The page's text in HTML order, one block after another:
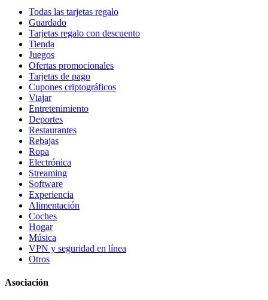
Todas las tarjetas regalo
Guardado
Tarjetas regalo con descuento
Tienda
Juegos
Ofertas promocionales
Tarjetas de pago
Cupones criptográficos
Viajar
Entretenimiento
Deportes
Restaurantes
Rebajas
Ropa
Electrónica
Streaming
Software
Experiencia
Alimentación
Coches
Hogar
Música
VPN y seguridad en línea
Otros
Asociación